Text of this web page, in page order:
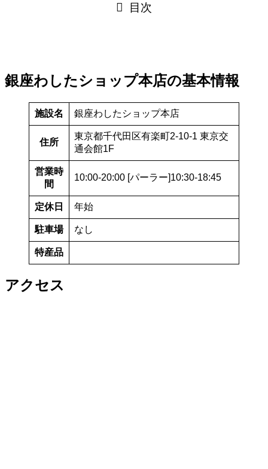
目次
銀座わしたショップ本店の基本情報
施設名 銀座わしたショップ本店
住所
東京都千代田区有楽町2-10-1 東京交
通会館1F
営業時
間
10:00-20:00 [パーラー]10:30-18:45
定休日 年始
駐車場 なし
特産品
アクセス